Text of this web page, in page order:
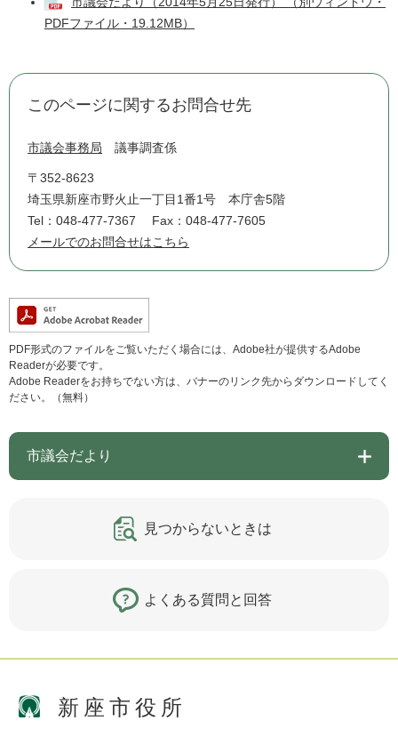
PDFファイル・19.12MB）
このページに関するお問合せ先
市議会事務局 議事調査係
〒352-8623
埼玉県新座市野火止一丁目1番1号 本庁舎5階
Tel：048-477-7367
Fax：048-477-7605
メールでのお問合せはこちら
PDF形式のファイルをご覧いただく場合には、Adobe社が提供するAdobe
Readerが必要です。
Adobe Readerをお持ちでない方は、バナーのリンク先からダウンロードしてく
ださい。（無料）
市議会だより
見つからないときは
よくある質問と回答
新座市役所